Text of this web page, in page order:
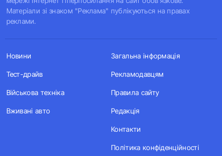
Матеріали зі знаком "Реклама" публікуються на правах
реклами.
Новини
Тест-драйв
Військова техніка
Вживані авто
Загальна інформація
Рекламодавцям
Правила сайту
Редакція
Контакти
Політика конфіденційності